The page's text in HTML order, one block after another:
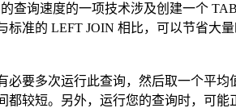
查询速度的一项技术涉及创建一个
标准的 LEFT JOIN 相比，可以节省大
必要多次运行此查询，然后取一个平
都较短。另外，运行您的查询时，可